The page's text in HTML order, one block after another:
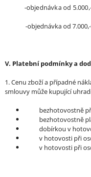
-objednávka od
-objednávka od
V. Platební podmínky a
1. Cenu zboží a případné
smlouvy může kupující
bezhotovostně
bezhotovostně
dobírkou v
v hotovosti při
v hotovosti při